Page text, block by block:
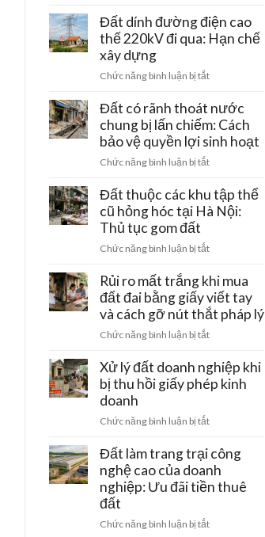
Những
chiêu
bẫy
trắng
tiền
cọc
đất
ven
trục
linh
Tây
–
Ba
Lưu
pháp
lý
tư
Đất dính đường điện cao
thế 220kV đi qua: Hạn chế
xây dựng
Chức năng bình luận bị tắtở
dính
đường
điện
cao
thế
đi
qua:
xây
Đất có rãnh thoát nước
chung bị lấn chiếm: Cách
bảo vệ quyền lợi sinh hoạt
Chức năng bình luận bị tắtở
có
rãnh
thoát
chung
lấn
chiếm:
Cách
vệ
lợi
sinh
Đất thuộc các khu tập thể
cũ hỏng hóc tại Hà Nội:
Thủ tục gom đất
Chức năng bình luận bị tắtở
thuộc
các
khu
tập
thể
hỏng
hóc
Nội:
tục
gom
đất
Rủi ro mất trắng khi mua
đất đai bằng giấy viết tay
và cách gỡ nút thắt pháp lý
Chức năng bình luận bị tắtở
ro
mất
trắng
mua
đai
bằng
giấy
và
Xử lý đất doanh nghiệp khi
bị thu hồi giấy phép kinh
doanh
Chức năng bình luận bị tắtở
lý
đất
doanh
nghiệp
bị
Đất làm trang trại công
nghệ cao của doanh
nghiệp: Ưu đãi tiền thuê
đất
Chức năng bình luận bị tắtở